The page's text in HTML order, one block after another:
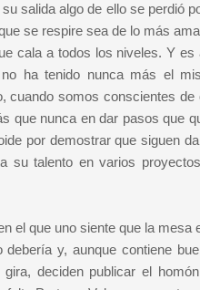
salida algo de ello se perdió
se respire sea de lo más
cala a todos los niveles. Y es
ha tenido nunca más el
cuando somos conscientes de
que nunca en dar pasos que
por demostrar que siguen
su talento en varios
el que uno siente que la mesa
y, aunque contiene
deciden publicar el